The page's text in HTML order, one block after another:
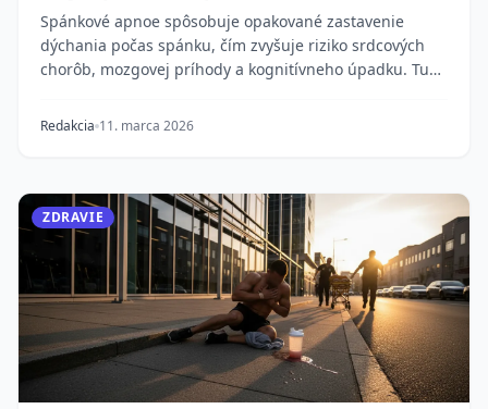
Spánkové apnoe spôsobuje opakované zastavenie
dýchania počas spánku, čím zvyšuje riziko srdcových
chorôb, mozgovej príhody a kognitívneho úpadku. Tu
Redakcia 11. marca 2026
ZDRAVIE